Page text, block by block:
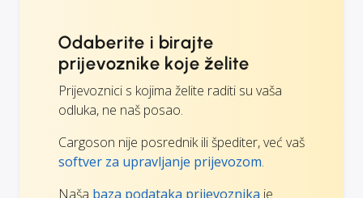
Odaberite i birajte
prijevoznike koje želite
Prijevoznici s kojima želite raditi su vaša
odluka, ne naš posao.
Cargoson nije posrednik ili špediter, već vaš
softver za upravljanje prijevozom.
Naša baza podataka prijevoznika je